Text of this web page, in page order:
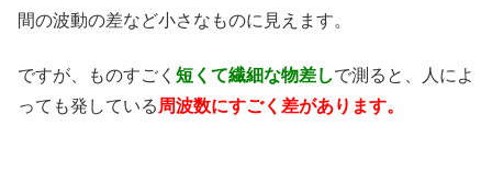
間の波動の差など小さなものに見えます。
ですが、ものすごく 短くて繊細な物差しで測ると、人によ
っても発している 周波数にすごく差があります。